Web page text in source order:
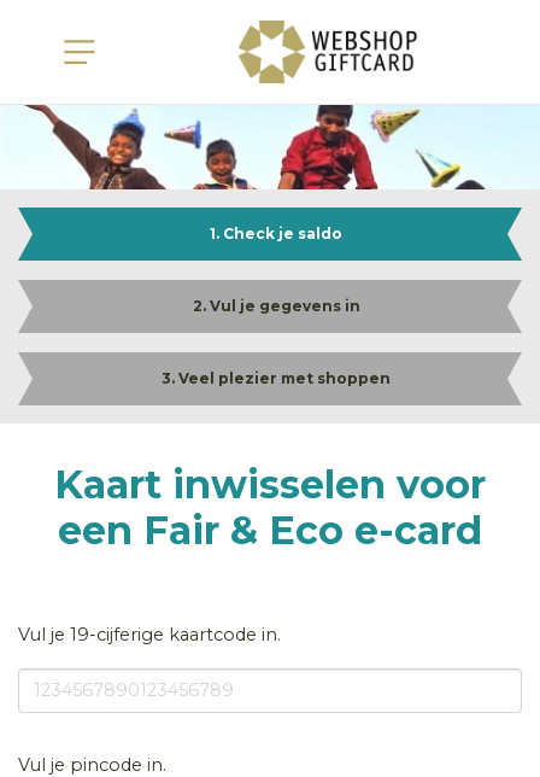
1. Check je saldo
2. Vul je gegevens in
3. Veel plezier met shoppen
Kaart inwisselen voor
een Fair & Eco e-card
Vul je 19-cijferige kaartcode in.
Vul je pincode in.